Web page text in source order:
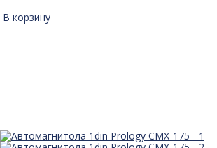
В корзину